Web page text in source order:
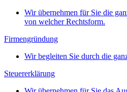
Wir übernehmen für Sie die
von welcher Rechtsform.
Firmengründung
Wir begleiten Sie durch die
Steuererklärung